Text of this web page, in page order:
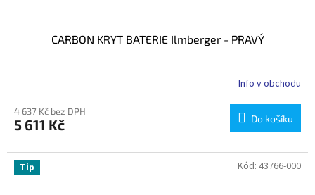
CARBON KRYT BATERIE Ilmberger - PRAVÝ
Info v obchodu
4 637 Kč bez DPH
5 611 Kč Do košíku
Tip Kód: 43766-000